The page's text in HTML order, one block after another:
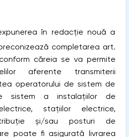
în redacție nouă a
completarea art.
căreia se va permite
aferente transmiterii
operatorului de sistem de
sistem a instalațiilor de
stațiilor electrice,
și/sau posturi de
poate fi asigurată livrarea